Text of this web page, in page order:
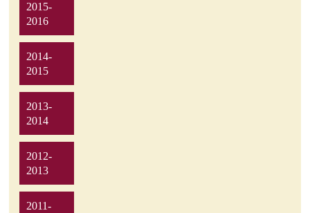
2015-
2016
2014-
2015
2013-
2014
2012-
2013
2011-